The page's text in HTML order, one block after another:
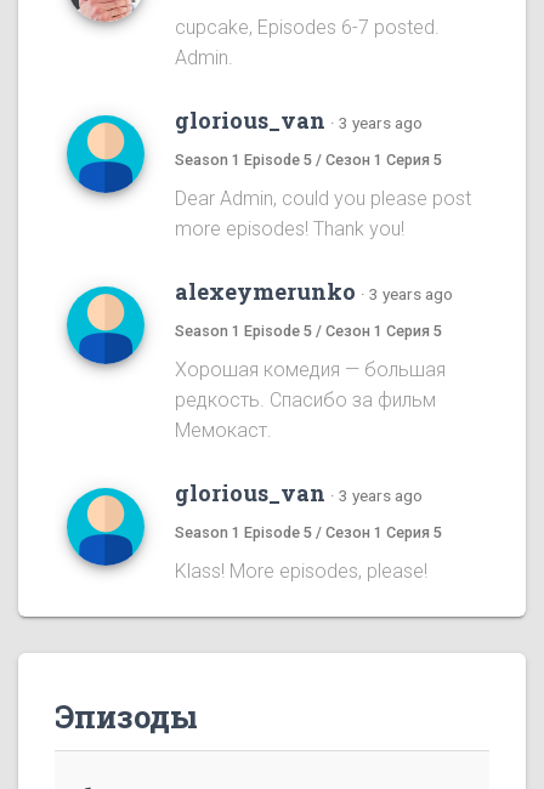
cupcake, Episodes 6-7 posted.
Admin.
glorious_van · 3 years ago
Season 1 Episode 5 / Сезон 1 Серия 5
Dear Admin, could you please post
more episodes! Thank you!
alexeymerunko · 3 years ago
Season 1 Episode 5 / Сезон 1 Серия 5
Хорошая комедия — большая
редкость. Спасибо за фильм
Мемокаст.
glorious_van · 3 years ago
Season 1 Episode 5 / Сезон 1 Серия 5
Klass! More episodes, please!
Эпизоды